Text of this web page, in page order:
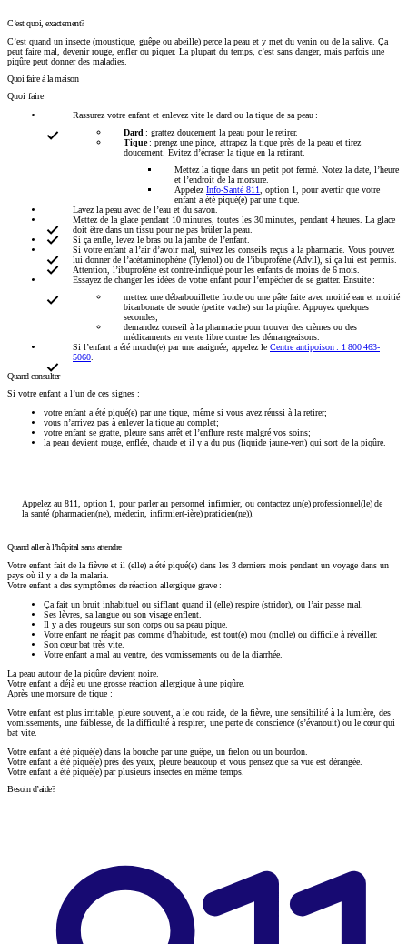
C’est quoi, exactement?
C’est quand un insecte (moustique, guêpe ou abeille) perce la peau et y met du venin ou de la salive. Ça
peut faire mal, devenir rouge, enfler ou piquer. La plupart du temps, c’est sans danger, mais parfois une
piqûre peut donner des maladies.
Quoi faire à la maison
Quoi faire
Rassurez votre enfant et enlevez vite le dard ou la tique de sa peau :
Dard : grattez doucement la peau pour le retirer.
Tique: prenez une pince, attrapez la tique près de la peau et tirez
doucement. Évitez d’écraser la tique en la retirant.
Mettez la tique dans un petit pot fermé. Notez la date, l’heure
et l’endroit de la morsure.
Appelez Info-Santé 811
, option 1, pour avertir que votre
enfant a été piqué(e) par une tique.
Lavez la peau avec de l’eau et du savon.
Mettez de la glace pendant 10 minutes, toutes les 30 minutes, pendant 4 heures. La glace
doit être dans un tissu pour ne pas brûler la peau.
Si ça enfle, levez le bras ou la jambe de l’enfant.
Si votre enfant a l’air d’avoir mal, suivez les conseils reçus à la pharmacie. Vous pouvez
lui donner de l’acétaminophène (Tylenol) ou de l’ibuprofène (Advil), si ça lui est permis.
Attention, l’ibuprofène est contre-indiqué pour les enfants de moins de 6 mois.
Essayez de changer les idées de votre enfant pour l’empêcher de se gratter. Ensuite :
mettez une débarbouillette froide ou une pâte faite avec moitié eau et moitié
bicarbonate de soude (petite vache) sur la piqûre. Appuyez quelques
secondes;
demandez conseil à la pharmacie pour trouver des crèmes ou des
médicaments en vente libre contre les démangeaisons.
Si l’enfant a été mordu(e) par une araignée, appelez le Centre antipoison : 1 800 463-
5060
Quand consulter
Si votre enfant a l’un de ces signes :
votre enfant a été piqué(e) par une tique, même si vous avez réussi à la retirer;
vous n’arrivez pas à enlever la tique au complet;
votre enfant se gratte, pleure sans arrêt et l’enflure reste malgré vos soins;
la peau devient rouge, enflée, chaude et il y a du pus (liquide jaune-vert) qui sort de la piqûre.
Appelez au 811, option 1, pour parler au personnel infirmier, ou contactez un(e) professionnel(le) de
la santé (pharmacien(ne), médecin, infirmier(-ière) praticien(ne)).
Quand aller à l’hôpital sans attendre
Votre enfant fait de la fièvre et il (elle) a été piqué(e) dans les 3 derniers mois pendant un voyage dans un
pays où il y a de la malaria.
Votre enfant a des symptômes de réaction allergique grave :
Ça fait un bruit inhabituel ou sifflant quand il (elle) respire (stridor), ou l’air passe mal.
Ses lèvres, sa langue ou son visage enflent.
Il y a des rougeurs sur son corps ou sa peau pique.
Votre enfant ne réagit pas comme d’habitude, est tout(e) mou (molle) ou difficile à réveiller.
Son cœur bat très vite.
Votre enfant a mal au ventre, des vomissements ou de la diarrhée.
La peau autour de la piqûre devient noire.
Votre enfant a déjà eu une grosse réaction allergique à une piqûre.
Après une morsure de tique :
Votre enfant est plus irritable, pleure souvent, a le cou raide, de la fièvre, une sensibilité à la lumière, des
vomissements, une faiblesse, de la difficulté à respirer, une perte de conscience (s’évanouit) ou le cœur qui
bat vite.
Votre enfant a été piqué(e) dans la bouche par une guêpe, un frelon ou un bourdon.
Votre enfant a été piqué(e) près des yeux, pleure beaucoup et vous pensez que sa vue est dérangée.
Votre enfant a été piqué(e) par plusieurs insectes en même temps.
Besoin d’aide?